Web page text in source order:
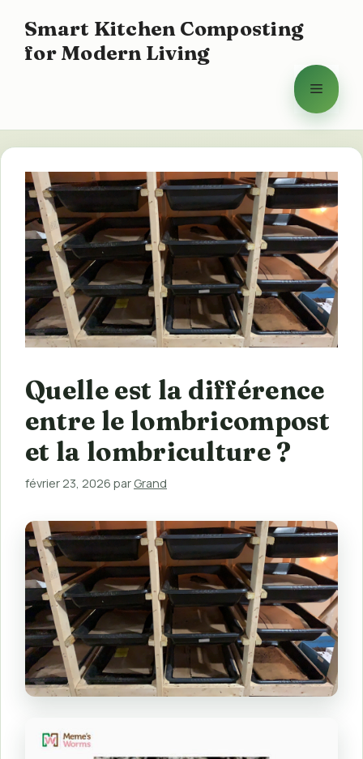
contenu
Smart Kitchen Composting
for Modern Living
Menu
Quelle est la différence
entre le lombricompost
et la lombriculture ?
février 23, 2026 par Grand